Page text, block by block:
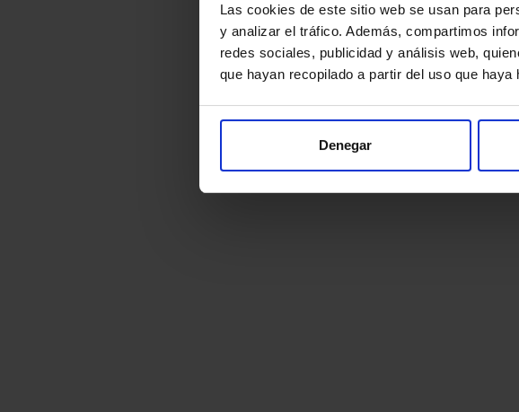
Las cookies de este sitio web se usan para
y analizar el tráfico. Además, compartimos
redes sociales, publicidad y análisis web,
que hayan recopilado a partir del uso que
Denegar